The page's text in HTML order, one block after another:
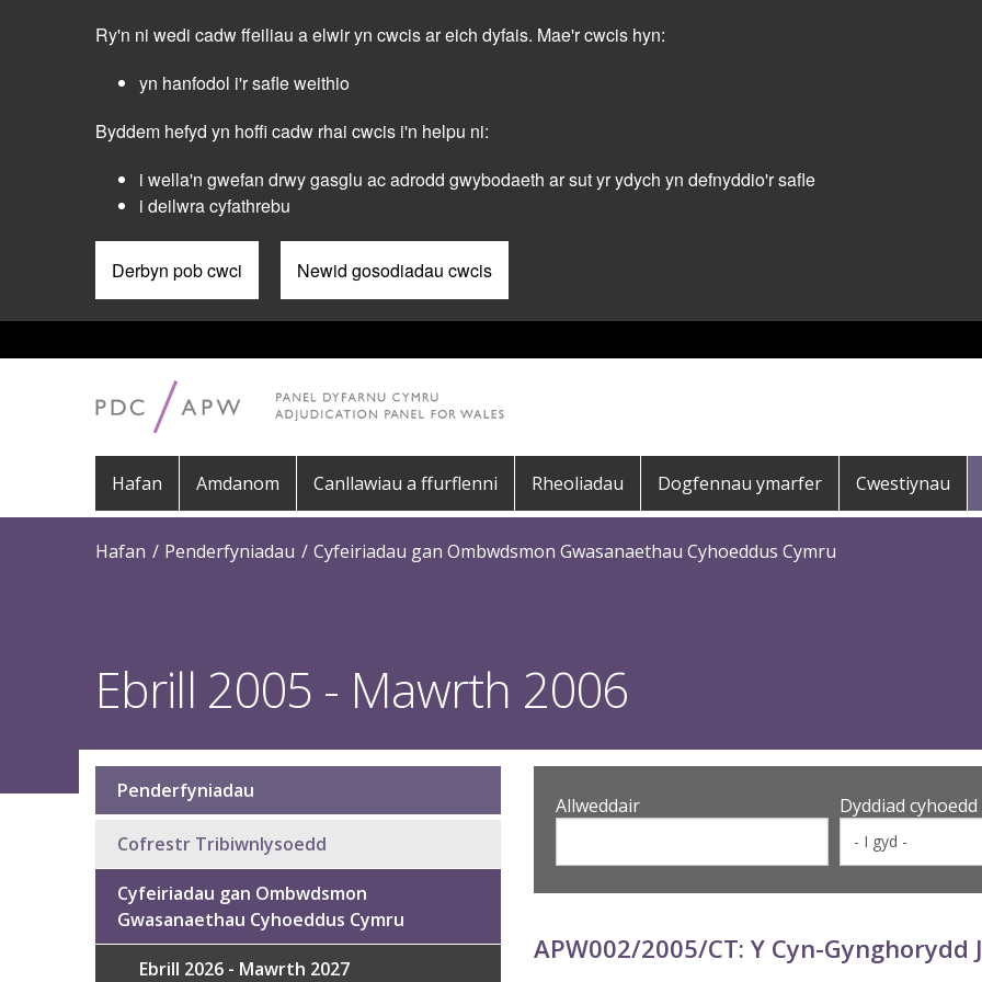
Ry'n ni wedi cadw ffeiliau a elwir yn cwcis ar eich dyfais. Mae'r cwcis hyn:
yn hanfodol i'r safle weithio
Byddem hefyd yn hoffi cadw rhai cwcis i'n helpu ni:
i wella'n gwefan drwy gasglu ac adrodd gwybodaeth ar sut yr ydych yn defnyddio'r safle
i deilwra cyfathrebu
Derbyn pob cwci Newid gosodiadau cwcis
Pre
Header
Menu
Main
navigation
Hafan Amdanom Canllawiau a ffurflenni Rheoliadau Dogfennau ymarfer Cwestiynau
Hafan Penderfyniadau Cyfeiriadau gan Ombwdsmon Gwasanaethau Cyhoeddus Cymru
Ebrill 2005 - Mawrth 2006
Allweddair Dyddiad cyhoedd
APW002/2005/CT: Y Cyn-Gynghorydd
Sub
navigation
Penderfyniadau
Cofrestr Tribiwnlysoedd
Cyfeiriadau gan Ombwdsmon
Gwasanaethau Cyhoeddus Cymru
Ebrill 2026 - Mawrth 2027